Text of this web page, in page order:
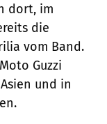
dort, im
die
vom Band.
Guzzi
und in